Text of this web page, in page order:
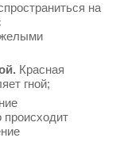
на
Красная
гной;
происходит